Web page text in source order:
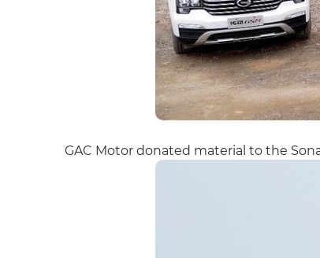
GAC Motor donated material to the